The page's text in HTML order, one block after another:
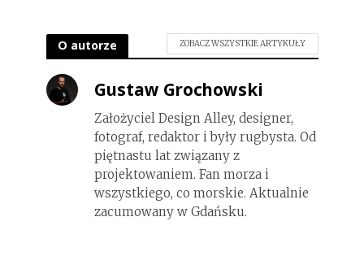
O autorze ZOBACZ WSZYSTKIE ARTYKUŁY
Gustaw Grochowski
Założyciel Design Alley, designer,
fotograf, redaktor i były rugbysta. Od
piętnastu lat związany z
projektowaniem. Fan morza i
wszystkiego, co morskie. Aktualnie
zacumowany w Gdańsku.